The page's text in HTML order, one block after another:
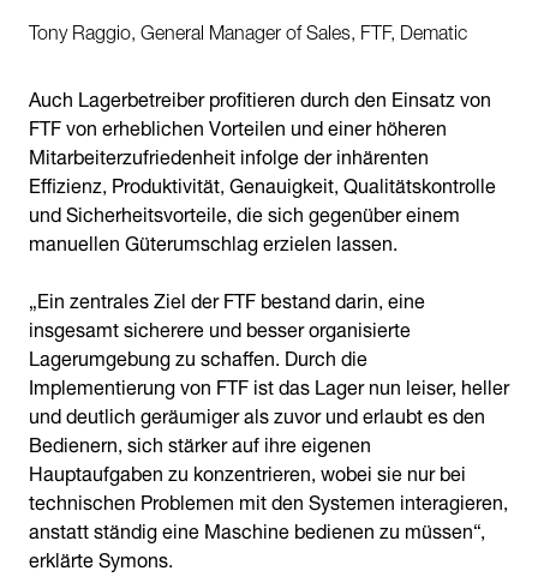
Tony Raggio, General Manager of Sales, FTF, Dematic
Auch Lagerbetreiber profitieren durch den Einsatz von
FTF von erheblichen Vorteilen und einer höheren
Mitarbeiterzufriedenheit infolge der inhärenten
Effizienz, Produktivität, Genauigkeit, Qualitätskontrolle
und Sicherheitsvorteile, die sich gegenüber einem
manuellen Güterumschlag erzielen lassen.
„Ein zentrales Ziel der FTF bestand darin, eine
insgesamt sicherere und besser organisierte
Lagerumgebung zu schaffen. Durch die
Implementierung von FTF ist das Lager nun leiser, heller
und deutlich geräumiger als zuvor und erlaubt es den
Bedienern, sich stärker auf ihre eigenen
Hauptaufgaben zu konzentrieren, wobei sie nur bei
technischen Problemen mit den Systemen interagieren,
anstatt ständig eine Maschine bedienen zu müssen“,
erklärte Symons.